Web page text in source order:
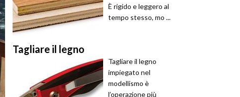
È rigido e leggero al
tempo stesso, mo ...
Tagliare il legno
Tagliare il legno
impiegato nel
modellismo è
l’operazione più